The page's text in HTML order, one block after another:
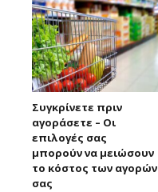
Συγκρίνετε πριν
αγοράσετε – Οι
επιλογές σας
μπορούν να μειώσουν
το κόστος των αγορών
σας